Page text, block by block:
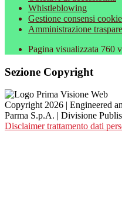
Whistleblowing
Gestione consensi cookie
Amministrazione
Pagina visualizzata 760
Sezione Copyright
Copyright 2026 | Engineered
Parma S.p.A. | Divisione
Disclaimer trattamento dati